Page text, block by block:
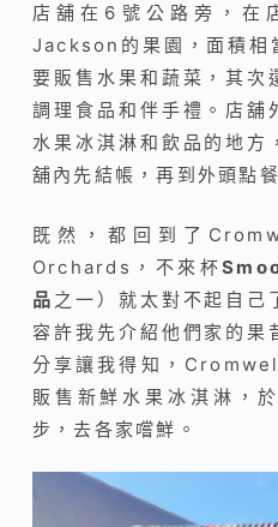
店舖在6號公路旁，在
Jackson的果園，面積相
要販售水果和蔬菜，其次
調理食品和伴手禮。店舖
水果冰淇淋和飲品的地方
舖內先結帳，再到外頭點餐
既然，都回到了
Orchards，不來杯
品 之一）就太對不起自己
容許我先介紹他們家的果
分享讓我得知，
販售新鮮水果冰淇淋，
步，去各家嚐鮮。